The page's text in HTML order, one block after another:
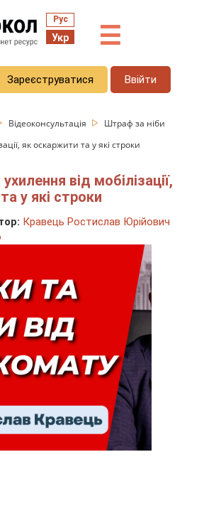
Рус
Укр ☰
Зареєструватися Ввійти
Відеоконсультація
Штраф за ніби
як оскаржити та у які строки
від мобілізації,
у які строки
Кравець Ростислав Юрійович